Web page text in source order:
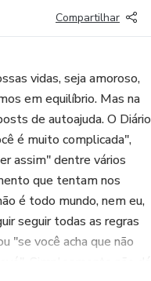
Compartilhar
vidas, seja amoroso,
em equilíbrio. Mas na
de autoajuda. O Diário
é muito complicada",
assim" dentre vários
que tentam nos
é todo mundo, nem eu,
seguir todas as regras
"se você acha que não